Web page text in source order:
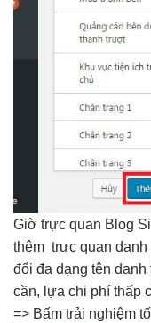
Giờ trực quan Blog
thêm trực quan danh
đổi đa dạng tên danh
cần, lựa chi phí thấp
=> Bấm trải nghiệm